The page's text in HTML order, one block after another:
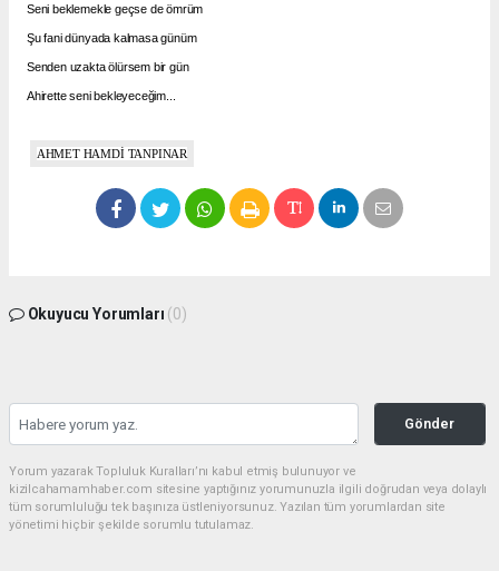
Seni beklemekle geçse de ömrüm
Şu fani dünyada kalmasa günüm
Senden uzakta ölürsem bir gün
Ahirette seni bekleyeceğim...
AHMET HAMDİ TANPINAR
Okuyucu Yorumları (0)
Gönder
Yorum yazarak Topluluk Kuralları’nı kabul etmiş bulunuyor ve
kizilcahamamhaber.com sitesine yaptığınız yorumunuzla ilgili doğrudan veya dolaylı
tüm sorumluluğu tek başınıza üstleniyorsunuz. Yazılan tüm yorumlardan site
yönetimi hiçbir şekilde sorumlu tutulamaz.